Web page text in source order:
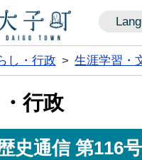
し・行政 > 生涯学習・
行政
史通信 第116号